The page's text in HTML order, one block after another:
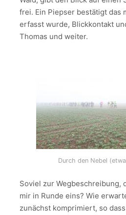
frei. Ein Piepser bestätigt das
erfasst wurde, Blickkontakt
Thomas und weiter.
Durch den Nebel
Soviel zur Wegbeschreibung,
mir in Runde eins? Wie
zunächst komprimiert, so